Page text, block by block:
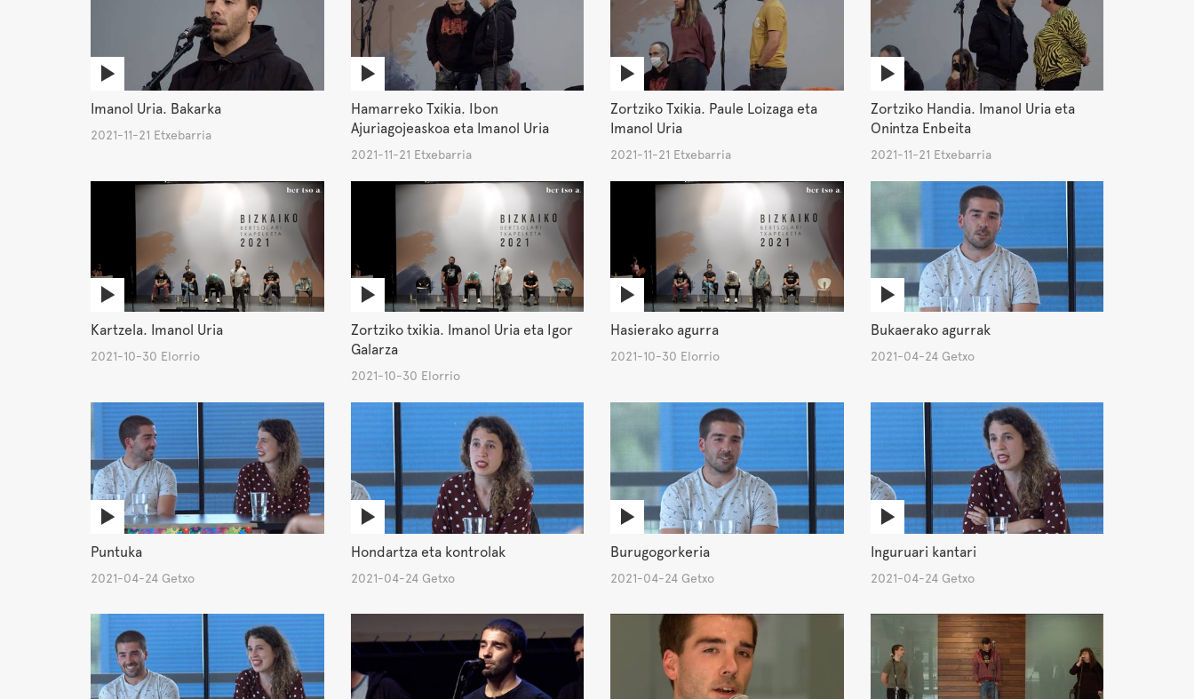
Imanol Uria. Bakarka
2021-11-21 Etxebarria
Hamarreko Txikia. Ibon
Ajuriagojeaskoa eta Imanol Uria
2021-11-21 Etxebarria
Zortziko Txikia. Paule Loizaga eta
Imanol Uria
2021-11-21 Etxebarria
Zortziko Handia. Imanol Uria eta
Onintza Enbeita
2021-11-21 Etxebarria
Kartzela. Imanol Uria
2021-10-30 Elorrio
Zortziko txikia. Imanol Uria eta Igor
Galarza
2021-10-30 Elorrio
Hasierako agurra
2021-10-30 Elorrio
Bukaerako agurrak
2021-04-24 Getxo
Puntuka
2021-04-24 Getxo
Hondartza eta kontrolak
2021-04-24 Getxo
Burugogorkeria
2021-04-24 Getxo
Inguruari kantari
2021-04-24 Getxo